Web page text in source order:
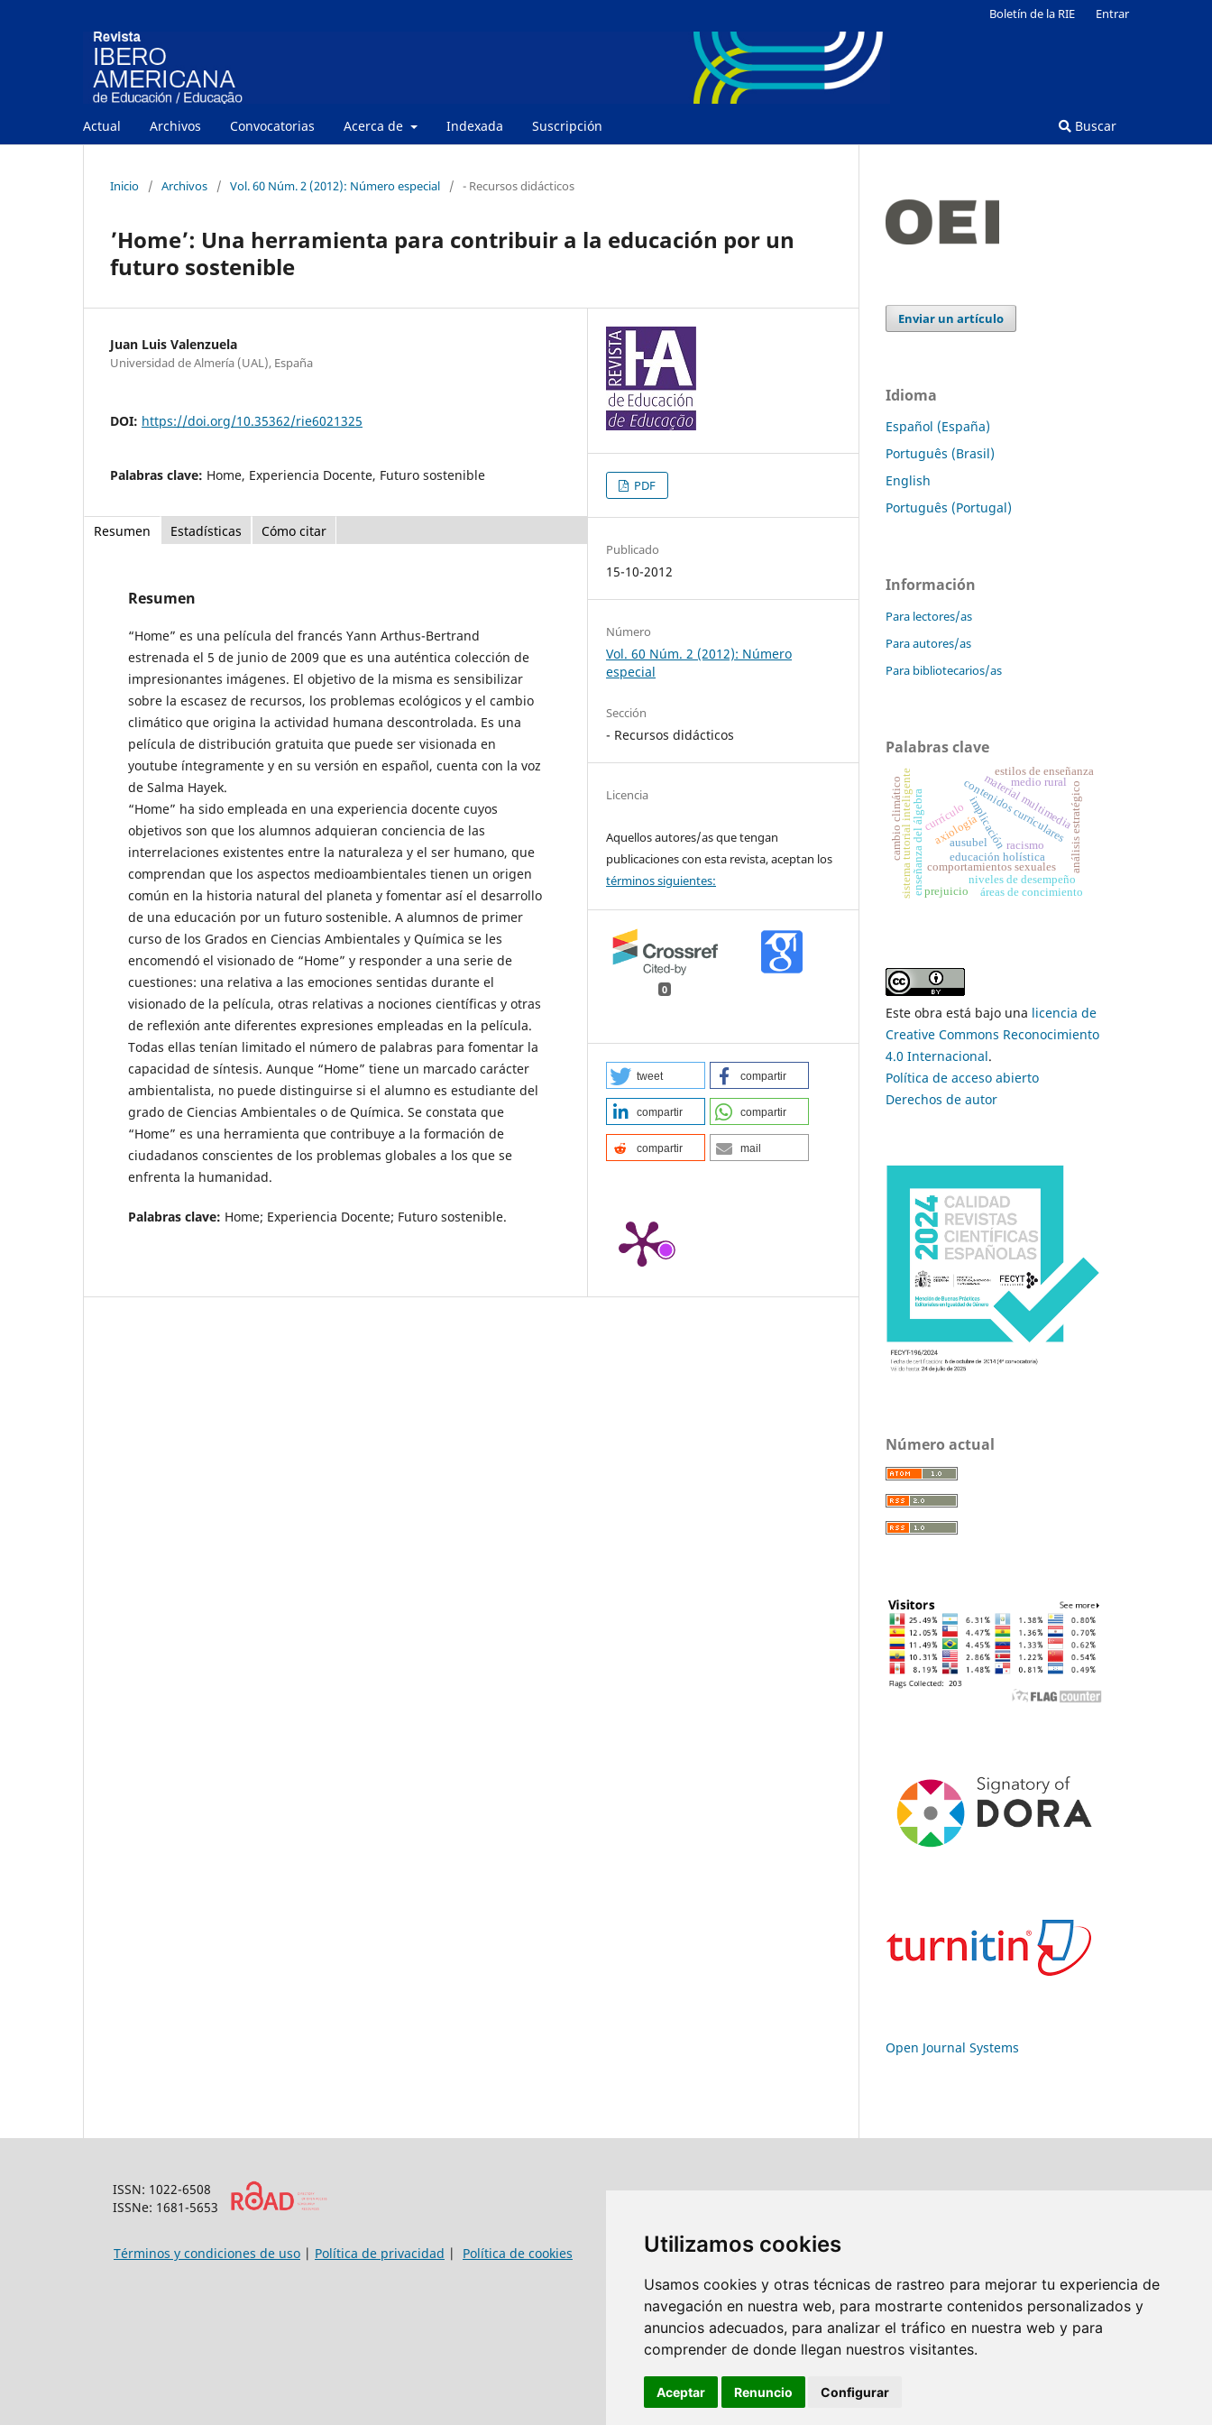
Utilizamos cookies
Usamos cookies y otras técnicas de rastreo para mejorar tu experiencia de
navegación en nuestra web, para mostrarte contenidos personalizados y
anuncios adecuados, para analizar el tráfico en nuestra web y para
comprender de donde llegan nuestros visitantes.
Aceptar Renuncio Configurar
Actual Archivos Convocatorias Acerca de Indexada Suscripción Buscar
Boletín de la RIE Entrar
Inicio / Archivos / Vol. 60 Núm. 2 (2012): Número especial / - Recursos didácticos
’Home’: Una herramienta para contribuir a la educación por un
futuro sostenible
Juan Luis Valenzuela
Universidad de Almería (UAL), España
DOI: https://doi.org/10.35362/rie6021325
Palabras clave: Home, Experiencia Docente, Futuro sostenible
Resumen Estadísticas Cómo citar
Resumen
“Home” es una película del francés Yann Arthus-Bertrand
estrenada el 5 de junio de 2009 que es una auténtica colección de
impresionantes imágenes. El objetivo de la misma es sensibilizar
sobre la escasez de recursos, los problemas ecológicos y el cambio
climático que origina la actividad humana descontrolada. Es una
película de distribución gratuita que puede ser visionada en
youtube íntegramente y en su versión en español, cuenta con la voz
de Salma Hayek.
“Home” ha sido empleada en una experiencia docente cuyos
objetivos son que los alumnos adquieran conciencia de las
interrelaciones existentes entre la naturaleza y el ser humano, que
comprendan que los aspectos medioambientales tienen un origen
común en la historia natural del planeta y fomentar así el desarrollo
de una educación por un futuro sostenible. A alumnos de primer
curso de los Grados en Ciencias Ambientales y Química se les
encomendó el visionado de “Home” y responder a una serie de
cuestiones: una relativa a las emociones sentidas durante el
visionado de la película, otras relativas a nociones científicas y otras
de reflexión ante diferentes expresiones empleadas en la película.
Todas ellas tenían limitado el número de palabras para fomentar la
capacidad de síntesis. Aunque “Home” tiene un marcado carácter
ambientalista, no puede distinguirse si el alumno es estudiante del
grado de Ciencias Ambientales o de Química. Se constata que
“Home” es una herramienta que contribuye a la formación de
ciudadanos conscientes de los problemas globales a los que se
enfrenta la humanidad.
Palabras clave: Home; Experiencia Docente; Futuro sostenible.
PDF
Publicado
15-10-2012
Número
Vol. 60 Núm. 2 (2012): Número
especial
Sección
- Recursos didácticos
Licencia
Aquellos autores/as que tengan
publicaciones con esta revista, aceptan los
términos siguientes:
0
tweet compartir
compartir compartir
compartir mail
Enviar un artículo
Idioma
Español (España)
Português (Brasil)
English
Português (Portugal)
Información
Para lectores/as
Para autores/as
Para bibliotecarios/as
Palabras clave
currículoimplicación
axiologíamaterial multimedia
enseñanza del álgebra comportamientos sexuales
educación holística análisis estratégico
contenidos curriculares
niveles de desempeño
áreas de concimiento
estilos de enseñanza
racismo
prejuicio
sistema tutorial inteligente ausubel
medio rural
cambio climático
Este obra está bajo una licencia de
Creative Commons Reconocimiento
4.0 Internacional.
Política de acceso abierto
Derechos de autor
Número actual
Open Journal Systems
ISSN: 1022-6508
ISSNe: 1681-5653
Términos y condiciones de uso | Política de privacidad | Política de cookies